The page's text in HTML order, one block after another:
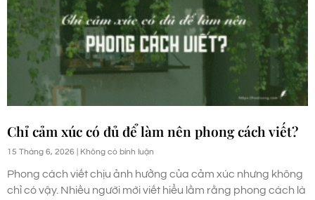
Chỉ cảm xúc có đủ để làm nên phong cách viết?
15 Tháng 6, 2026 Không có bình luận
Phong cách viết chịu ảnh hưởng của cảm xúc nhưng không
chỉ có vậy. Nhiều người mới viết hiểu lầm rằng phong cách là